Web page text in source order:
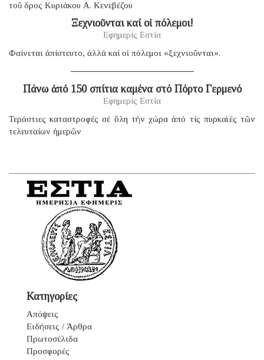
τοῦ δρος Κυριάκου Α. Κενεβέζου
Ξεχνιοῦνται καί οἱ πόλεμοι!
Εφημερίς Εστία
Φαίνεται ἀπίστευτο, ἀλλά καί οἱ πόλεμοι «ξεχνιοῦνται».
Πάνω ἀπό 150 σπίτια καμένα στό Πόρτο Γερμενό
Εφημερίς Εστία
Τεράστιες καταστροφές σέ ὅλη τήν χώρα ἀπό τίς πυρκαϊές τῶν
τελευταίων ἡμερῶν
Κατηγορίες
Απόψεις
Ειδήσεις / Άρθρα
Πρωτοσέλιδα
Προσφορές